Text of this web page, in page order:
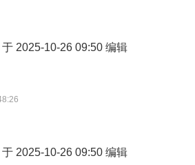
2025-10-26 09:50 编辑
2025-10-26 09:50 编辑